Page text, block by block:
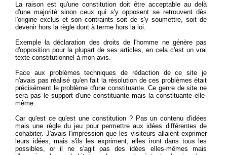
La raison est qu'une constitution doit être acceptable au delà
d'une majorité sinon ceux qui s'y opposent se retrouvent dès
l'origine exclus et son contraints soit de s'y soumettre, soit de
devenir hors la règle dont à terme hors la loi.
Exemple la déclaration des droits de l'homme ne génère pas
d'opposition pour la plupart de ses articles, en cela c'est un vrai
texte constitutionnel à mon avis.
Face aux problèmes techniques de rédaction de ce site je
n'avais pas réalisé qu'en fait la résolution de ces problèmes était
précisément le problème d'une constituante. Ce genre de site ne
sera pas le support d'une constituante mais la constituante elle-
même.
Car qu'est ce qu'est une constitution ? Pas un contenu d'idées
mais une règle du jeu pour permettre aux idées différentes de
cohabiter. J'avais l'impression que les visiteurs allaient exprimer
leurs idées, mais s'ils les expriment, elles iront dans tous les
possibles, or il ne s'agit pas des idées elles-mêmes mais